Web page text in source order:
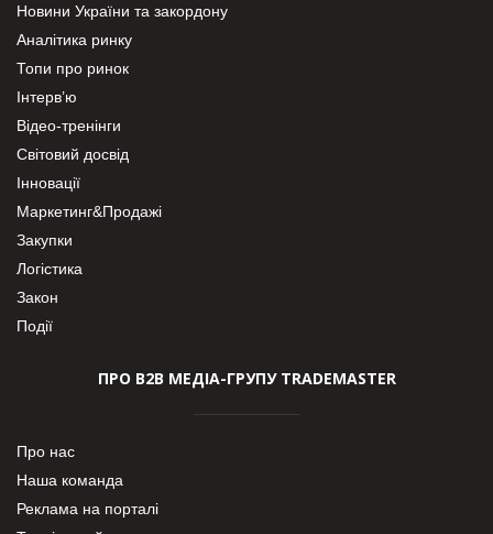
Новини України та закордону
Аналітика ринку
Топи про ринок
Інтерв’ю
Відео-тренінги
Світовий досвід
Інновації
Маркетинг&Продажі
Закупки
Логістика
Закон
Події
ПРО В2В МЕДІА-ГРУПУ TRADEMASTER
Про нас
Наша команда
Реклама на порталі